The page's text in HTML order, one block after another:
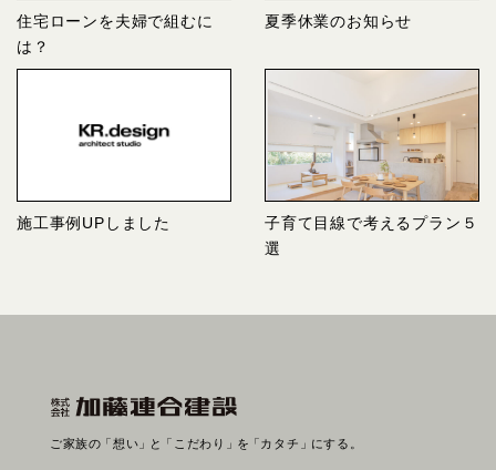
住宅ローンを夫婦で組むに
は？
夏季休業のお知らせ
施工事例UPしました
子育て目線で考えるプラン５
選
ご家族の「想い」と 「こだわり」を「カタチ」にする。